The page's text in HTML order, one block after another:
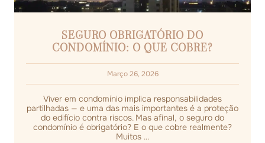
SEGURO OBRIGATÓRIO DO
CONDOMÍNIO: O QUE COBRE?
Março 26, 2026
Viver em condomínio implica responsabilidades
partilhadas — e uma das mais importantes é a proteção
do edifício contra riscos. Mas afinal, o seguro do
condomínio é obrigatório? E o que cobre realmente?
Muitos ...